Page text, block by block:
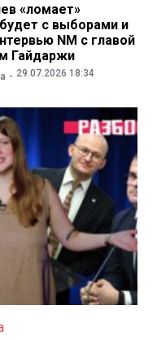
«ломает»
с выборами и
NM с главой
Гайдаржи
29.07.2026 18:34